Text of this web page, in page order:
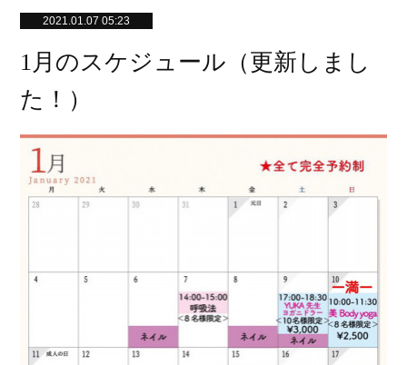
2021.01.07 05:23
1月のスケジュール（更新しまし
た！）